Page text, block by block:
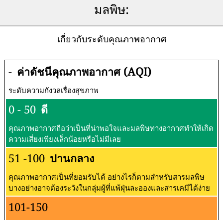
มลพิษ:
เกี่ยวกับระดับคุณภาพอากาศ
- ค่าดัชนีคุณภาพอากาศ (AQI)
ระดับความกังวลเรื่องสุขภาพ
0 - 50 ดี
คุณภาพอากาศถือว่าเป็นที่น่าพอใจและมลพิษทางอากาศทำให้เกิด
ความเสี่ยงเพียงเล็กน้อยหรือไม่มีเลย
51 -100 ปานกลาง
คุณภาพอากาศเป็นที่ยอมรับได้ อย่างไรก็ตามสำหรับสารมลพิษ
บางอย่างอาจต้องระวังในกลุ่มผู้ที่แพ้ฝุ่นละอองและสารเคมีได้ง่าย
101-150